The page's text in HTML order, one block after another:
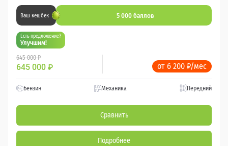
Ваш кешбек 5 000 баллов
Есть предложение?
Улучшим!
645 000 ₽
645 000 ₽ от 6 200 ₽/мес
Бензин Механика Передний
Сравнить
Подробнее